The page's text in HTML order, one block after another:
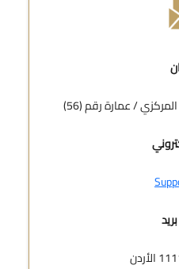
/ عمارة رقم (56)